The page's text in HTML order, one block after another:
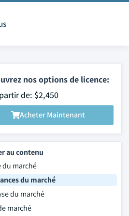
nos options de licence:
de: $2,450
Acheter Maintenant
au contenu
du marché
du marché
du marché
marché